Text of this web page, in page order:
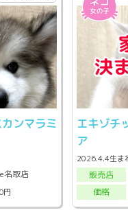
ンマラミ
名取店
円
エキゾチ
ア
2026.4.4生ま
販売店
価格